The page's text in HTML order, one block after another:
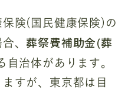
険(国民健康保険)の
、 葬祭費補助金(葬
自治体があります。
すが、東京都は目